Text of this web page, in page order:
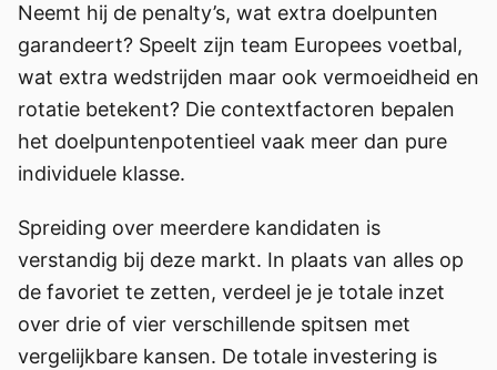
Neemt hij de penalty’s, wat extra doelpunten
garandeert? Speelt zijn team Europees voetbal,
wat extra wedstrijden maar ook vermoeidheid en
rotatie betekent? Die contextfactoren bepalen
het doelpuntenpotentieel vaak meer dan pure
individuele klasse.
Spreiding over meerdere kandidaten is
verstandig bij deze markt. In plaats van alles op
de favoriet te zetten, verdeel je je totale inzet
over drie of vier verschillende spitsen met
vergelijkbare kansen. De totale investering is